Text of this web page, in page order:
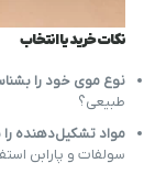
نکات خرید یا انتخاب
نوع موی خود را
طبیعی؟
مواد تشکیل‌دهنده را
سولفات و پارابن